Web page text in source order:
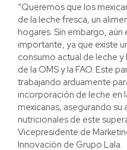
“Queremos que los
de la leche fresca, un
hogares. Sin embargo,
importante, ya que existe
consumo actual de leche
de la OMS y la FAO. Este
trabajando arduamente
incorporación de leche en
mexicanas, asegurando
nutricionales de este
Vicepresidente de
Innovación de Grupo Lala.